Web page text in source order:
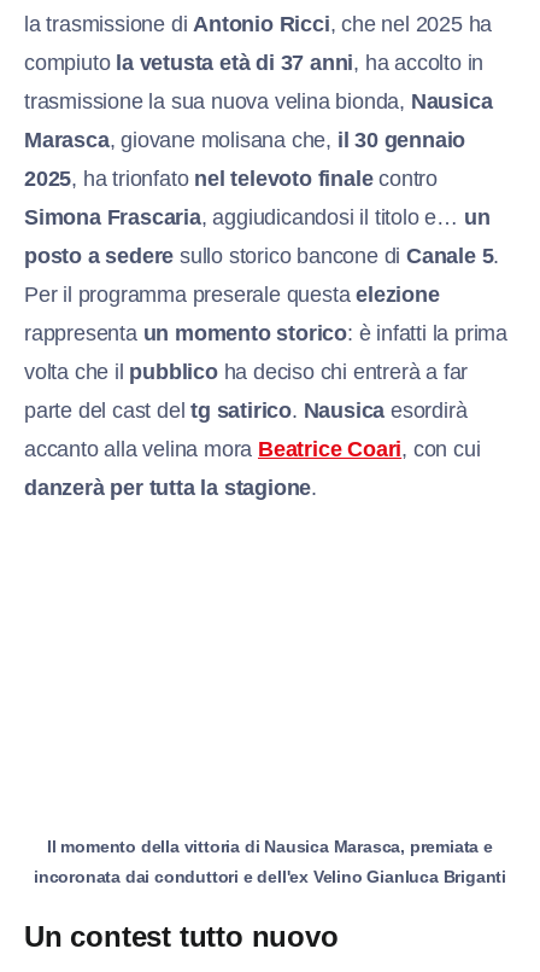
la trasmissione diAntonio Ricci, che nel 2025 ha
compiuto la vetusta età di 37 anni, ha accolto in
trasmissione la sua nuova velina bionda, Nausica
Marasca, giovane molisana che, il 30 gennaio
2025, ha trionfato nel televoto finalecontro
Simona Frascaria, aggiudicandosi il titolo e… un
posto a sedere sullo storico bancone diCanale 5.
Per il programma preserale questaelezione
rappresenta un momento storico: è infatti la prima
volta che il pubblicoha deciso chi entrerà a far
parte del cast deltg satirico. Nausica esordirà
accanto alla velina mora Beatrice Coari, con cui
danzerà per tutta la stagione.
Il momento della vittoria di Nausica Marasca, premiata e
incoronata dai conduttori e dell'ex Velino Gianluca Briganti
Un contest tutto nuovo